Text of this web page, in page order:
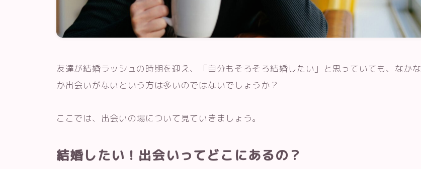
友達が結婚ラッシュの時期を迎え、「自分もそろそろ結婚したい」と思っていても、なかな
か出会いがないという方は多いのではないでしょうか？
ここでは、出会いの場について見ていきましょう。
結婚したい！出会いってどこにあるの？